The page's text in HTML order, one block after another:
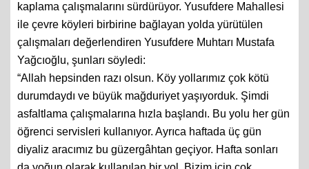
kaplama çalışmalarını sürdürüyor. Yusufdere Mahallesi
ile çevre köyleri birbirine bağlayan yolda yürütülen
çalışmaları değerlendiren Yusufdere Muhtarı Mustafa
Yağcıoğlu, şunları söyledi:
“Allah hepsinden razı olsun. Köy yollarımız çok kötü
durumdaydı ve büyük mağduriyet yaşıyorduk. Şimdi
asfaltlama çalışmalarına hızla başlandı. Bu yolu her gün
öğrenci servisleri kullanıyor. Ayrıca haftada üç gün
diyaliz aracımız bu güzergâhtan geçiyor. Hafta sonları